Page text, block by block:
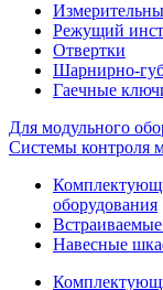
Режущий
Отвертки
Шарнирно-
Гаечные
Для модульного
Системы контроля
оборудования
Навесные